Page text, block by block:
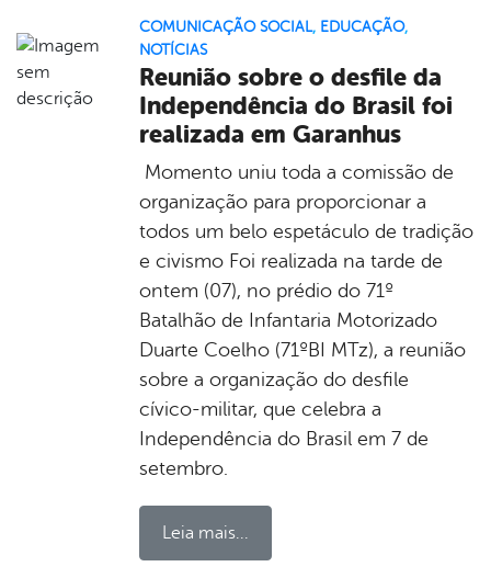
COMUNICAÇÃO SOCIAL, EDUCAÇÃO,
NOTÍCIAS
Reunião sobre o desfile da
Independência do Brasil foi
realizada em Garanhus
Momento uniu toda a comissão de
organização para proporcionar a
todos um belo espetáculo de tradição
e civismo Foi realizada na tarde de
ontem (07), no prédio do 71º
Batalhão de Infantaria Motorizado
Duarte Coelho (71ºBI MTz), a reunião
sobre a organização do desfile
cívico-militar, que celebra a
Independência do Brasil em 7 de
setembro.
Leia mais...